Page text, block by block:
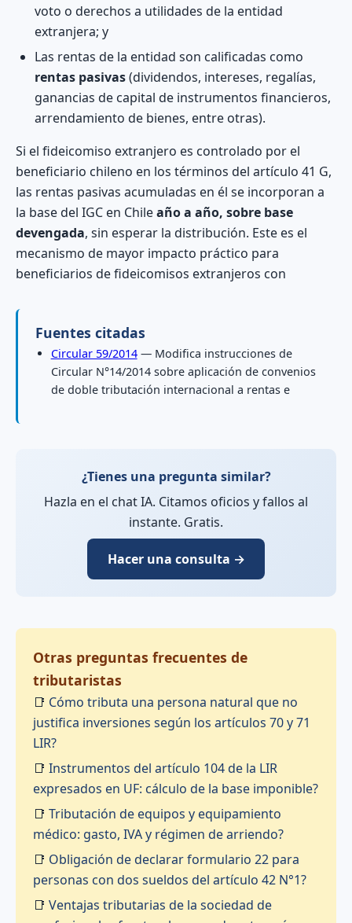
voto o derechos a utilidades de la entidad
extranjera; y
Las rentas de la entidad son calificadas como
rentas pasivas(dividendos, intereses, regalías,
ganancias de capital de instrumentos financieros,
arrendamiento de bienes, entre otras).
Si el fideicomiso extranjero es controlado por el
beneficiario chileno en los términos del artículo 41 G,
las rentas pasivas acumuladas en él se incorporan a
la base del IGC en Chileaño a año, sobre base
devengada, sin esperar la distribución. Este es el
mecanismo de mayor impacto práctico para
beneficiarios de fideicomisos extranjeros con
Fuentes citadas
Circular 59/2014— Modifica instrucciones de
Circular N°14/2014 sobre aplicación de convenios
de doble tributación internacional a rentas e
¿Tienes una pregunta similar?
Hazla en el chat IA. Citamos oficios y fallos al
instante. Gratis.
Hacer una consulta →
Otras preguntas frecuentes de
tributaristas
📑 Cómo tributa una persona natural que no
justifica inversiones según los artículos 70 y 71
LIR?
📑Instrumentos del artículo 104 de la LIR
expresados en UF: cálculo de la base imponible?
📑Tributación de equipos y equipamiento
médico: gasto, IVA y régimen de arriendo?
📑 Obligación de declarar formulario 22 para
personas con dos sueldos del artículo 42 N°1?
📑Ventajas tributarias de la sociedad de